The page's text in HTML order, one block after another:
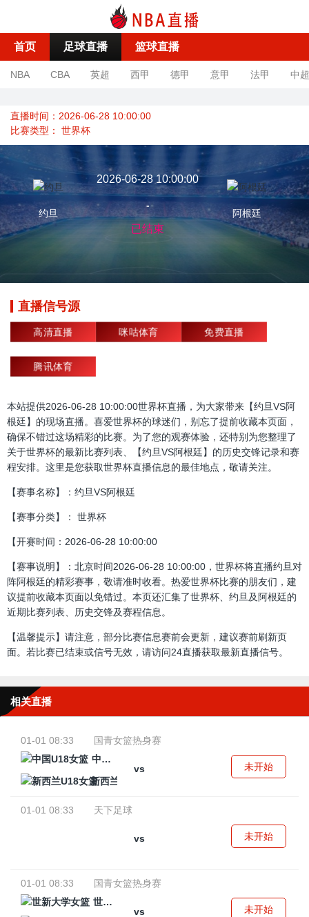
首页 足球直播 篮球直播
NBA CBA 英超 西甲 德甲 意甲 法甲 中超
直播时间：2026-06-28 10:00:00
比赛类型： 世界杯
约旦
2026-06-28 10:00:00
-
已结束
阿根廷
直播信号源
高清直播 咪咕体育 免费直播
腾讯体育
本站提供2026-06-28 10:00:00世界杯直播，为大家带来【约旦VS阿
根廷】的现场直播。喜爱世界杯的球迷们，别忘了提前收藏本页面，
确保不错过这场精彩的比赛。为了您的观赛体验，还特别为您整理了
关于世界杯的最新比赛列表、【约旦VS阿根廷】的历史交锋记录和赛
程安排。这里是您获取世界杯直播信息的最佳地点，敬请关注。
【赛事名称】：约旦VS阿根廷
【赛事分类】： 世界杯
【开赛时间：2026-06-28 10:00:00
【赛事说明】：北京时间2026-06-28 10:00:00，世界杯将直播约旦对
阵阿根廷的精彩赛事，敬请准时收看。热爱世界杯比赛的朋友们，建
议提前收藏本页面以免错过。本页还汇集了世界杯、约旦及阿根廷的
近期比赛列表、历史交锋及赛程信息。
【温馨提示】请注意，部分比赛信息赛前会更新，建议赛前刷新页
面。若比赛已结束或信号无效，请访问24直播获取最新直播信号。
相关直播
01-01 08:33
国青女篮热身赛
中国U18女篮
vs
新西兰U18女篮
未开始
01-01 08:33 天下足球
vs 未开始
01-01 08:33
国青女篮热身赛
世新大学女篮
vs
未开始